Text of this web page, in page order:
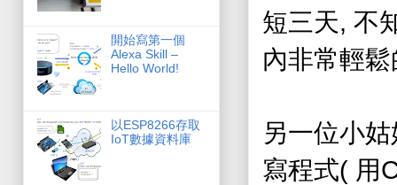
短三天, 不
內非常輕
另一位小姑
寫程式( 用
開始寫第一個
Alexa Skill –
Hello World!
以ESP8266存取
IoT數據資料庫